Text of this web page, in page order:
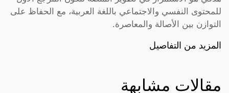
للمحتوى النفسي والاجتماعي باللغة العربية، مع الحفاظ على
التوازن بين الأصالة والمعاصرة.
المزيد من التفاصيل
مقالات مشابهة